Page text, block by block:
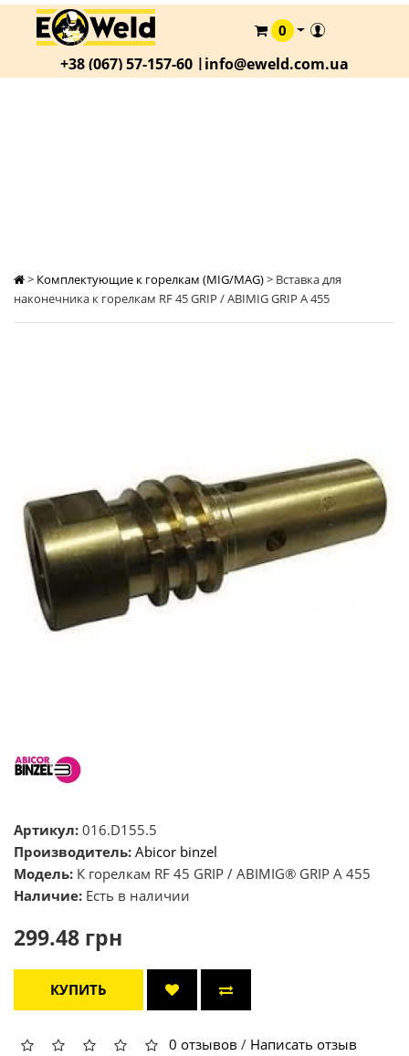
КАТАЛОГ
О
0
+38 (067) 57-157-60 |info@eweld.com.ua
> Комплектующие к горелкам (MIG/MAG)> Вставка для
наконечника к горелкам RF 45 GRIP / ABIMIG GRIP A 455
Артикул: 016.D155.5
Производитель: Abicor binzel
Модель: К горелкам RF 45 GRIP / ABIMIG® GRIP A 455
Наличие: Есть в наличии
299.48 грн
КУПИТЬ
0 отзывов / Написать отзыв